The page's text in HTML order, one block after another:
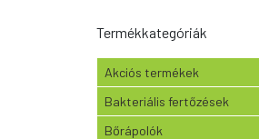
Termékkategóriák
Akciós termékek
Bakteriális fertőzések
Bőrápolók